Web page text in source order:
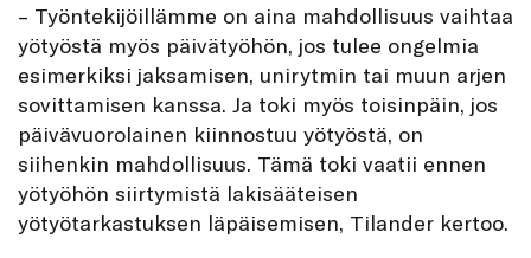
– Työntekijöillämme on aina mahdollisuus vaihtaa
yötyöstä myös päivätyöhön, jos tulee ongelmia
esimerkiksi jaksamisen, unirytmin tai muun arjen
sovittamisen kanssa. Ja toki myös toisinpäin, jos
päivävuorolainen kiinnostuu yötyöstä, on
siihenkin mahdollisuus. Tämä toki vaatii ennen
yötyöhön siirtymistä lakisääteisen
yötyötarkastuksen läpäisemisen, Tilander kertoo.